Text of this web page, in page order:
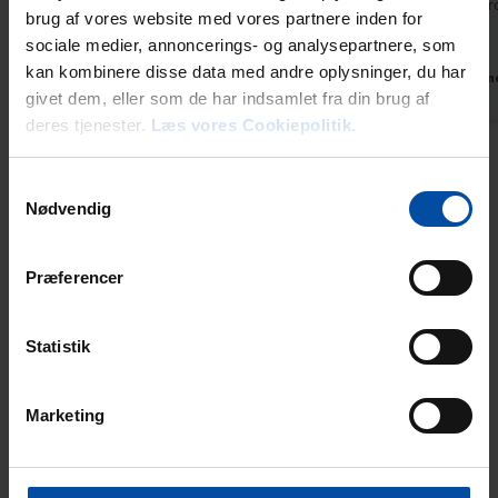
brug af vores website med vores partnere inden for
sociale medier, annoncerings- og analysepartnere, som
kan kombinere disse data med andre oplysninger, du har
givet dem, eller som de har indsamlet fra din brug af
deres tjenester. Læs vores Cookiepolitik.
Nødvendig
Præferencer
Statistik
Marketing
Fantastiske omgivelse. Ro . Natur. Naturstrand og
rigt dyreliv Rummeligt hus. Gode senge.
Ønskeligt: vaskemaskine
Danmark
Ældre hus i
der.
Vis alle omtaler
Bureau
Nøglen til det lejede feriehus kan afhentes på ankomstdagen
at aftale andre afhentningssteder end hos os på kontoret,